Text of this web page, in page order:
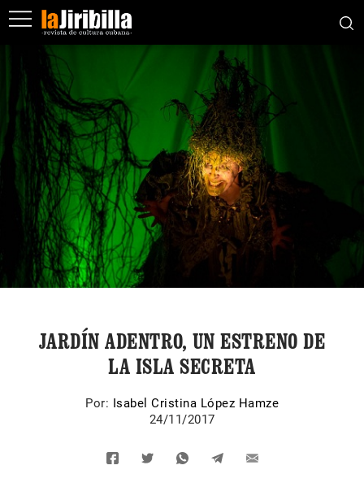
JARDÍN ADENTRO, UN ESTRENO DE
LA ISLA SECRETA
Por: Isabel Cristina López Hamze
24/11/2017